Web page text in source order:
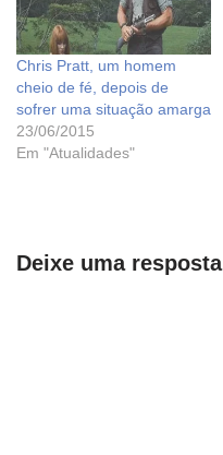
Chris Pratt, um homem
cheio de fé, depois de
sofrer uma situação amarga
23/06/2015
Em "Atualidades"
Deixe uma resposta